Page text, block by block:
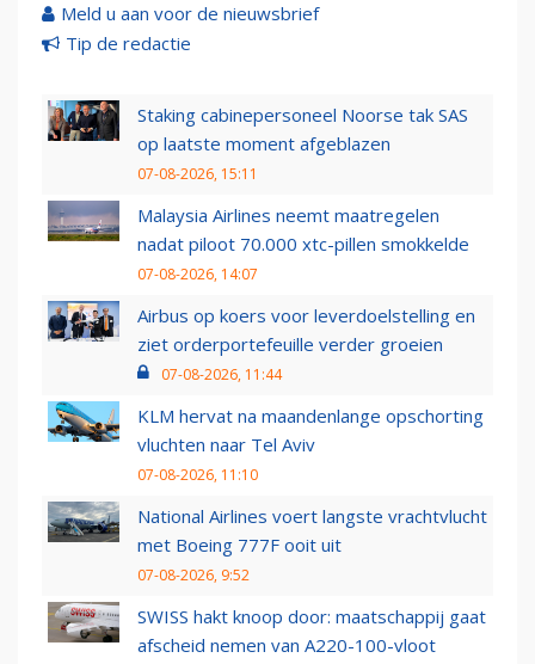
Meld u aan voor de nieuwsbrief
Tip de redactie
Staking cabinepersoneel Noorse tak SAS
op laatste moment afgeblazen
07-08-2026, 15:11
Malaysia Airlines neemt maatregelen
nadat piloot 70.000 xtc-pillen smokkelde
07-08-2026, 14:07
Airbus op koers voor leverdoelstelling en
ziet orderportefeuille verder groeien
07-08-2026, 11:44
KLM hervat na maandenlange opschorting
vluchten naar Tel Aviv
07-08-2026, 11:10
National Airlines voert langste vrachtvlucht
met Boeing 777F ooit uit
07-08-2026, 9:52
SWISS hakt knoop door: maatschappij gaat
afscheid nemen van A220-100-vloot